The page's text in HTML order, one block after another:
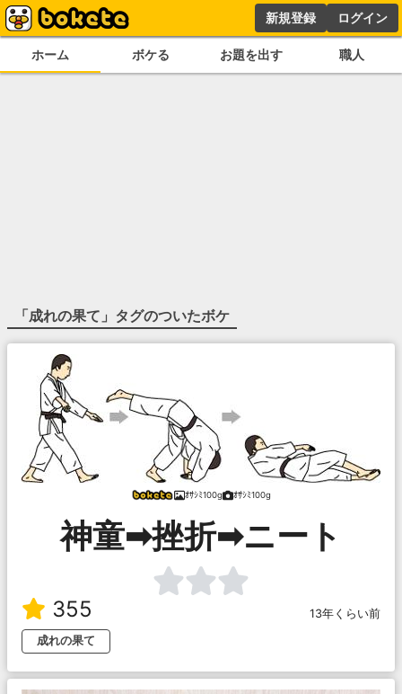
新規登録 ログイン
ホーム ボケる お題を出す 職人
「成れの果て 」タグのついたボケ
ｵｻｼﾐ100g ｵｻｼﾐ100g
神童➡挫折➡ニート
355
13年くらい前
成れの果て